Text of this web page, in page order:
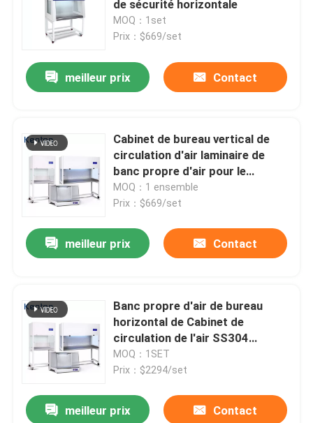
Shaker Incubator orbital
Incubateur de CO2
Chambres d'essais environnementaux
Agitateur d'incubateur de plaquettes
Four à moufle
Bain-marie de laboratoire
de sécurité horizontale
MOQ：1set
Prix：$669/set
meilleur prix Contact
Cabinet de bureau vertical de
circulation d'air laminaire de
banc propre d'air pour le
laboratoire médical
MOQ：1 ensemble
Prix：$669/set
meilleur prix Contact
Banc propre d'air de bureau
horizontal de Cabinet de
circulation de l'air SS304
laminaire pour le laboratoire
MOQ：1SET
Prix：$2294/set
meilleur prix Contact